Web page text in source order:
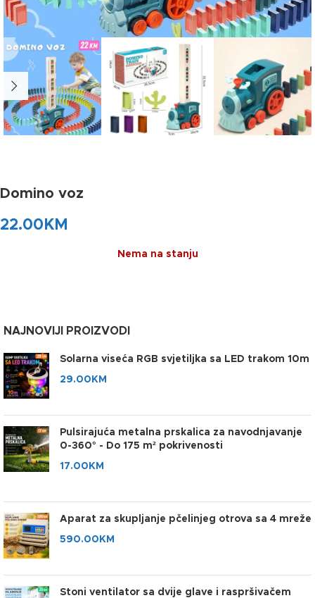
Domino voz
22.00 KM
Nema na stanju
NAJNOVIJI PROIZVODI
Solarna viseća RGB svjetiljka sa LED trakom 10m
29.00 KM
Pulsirajuća metalna prskalica za navodnjavanje
0-360° - Do 175 m² pokrivenosti
17.00 KM
Aparat za skupljanje pčelinjeg otrova sa 4 mreže
590.00 KM
Stoni ventilator sa dvije glave i raspršivačem